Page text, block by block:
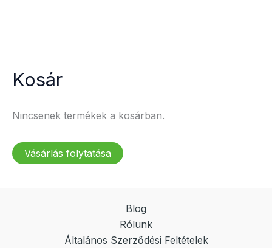
Kosár
Nincsenek termékek a kosárban.
Vásárlás folytatása
Blog
Rólunk
Általános Szerződési Feltételek